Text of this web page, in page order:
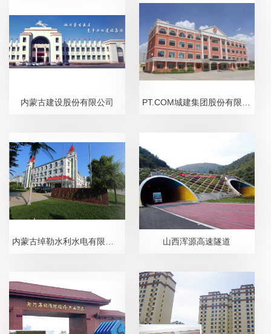
内蒙古建设股份有限公司 PT.COM城建集团股份有限公司
内蒙古绰勒水利水电有限责任公司 山西浑源高速隧道